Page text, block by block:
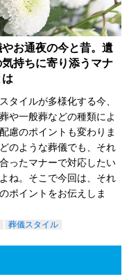
お通夜の今と昔。遺
持ちに寄り添うマナ
タイルが多様化する今、
や一般葬などの種類によ
慮のポイントも変わりま
のような葬儀でも、それ
ったマナーで対応したい
ね。そこで今回は、それ
ポイントをお伝えしま
葬儀スタイル